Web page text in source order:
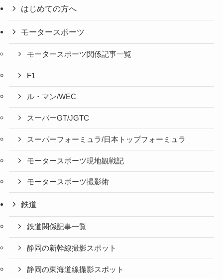
はじめての方へ
モータースポーツ
モータースポーツ関係記事一覧
F1
ル・マン/WEC
スーパーGT/JGTC
スーパーフォーミュラ/日本トップフォーミュラ
モータースポーツ現地観戦記
モータースポーツ撮影術
鉄道
鉄道関係記事一覧
静岡の新幹線撮影スポット
静岡の東海道線撮影スポット